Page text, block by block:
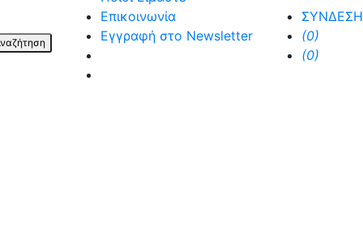
Επικοινωνία
Εγγραφή στο Newsletter
ΣΥΝΔΕΣΗ
(0)
(0)